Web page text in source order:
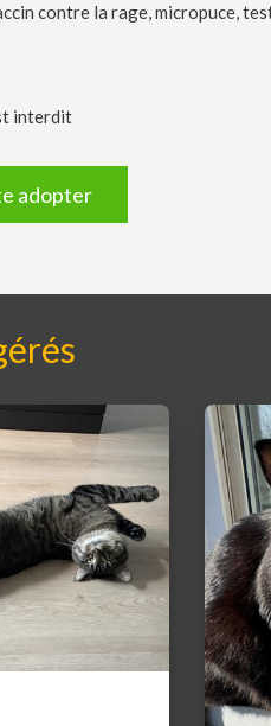
contre la rage, micropuce,
interdit
adopter